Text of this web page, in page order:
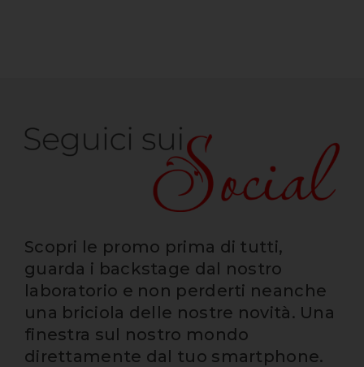
Scopri le promo prima di tutti,
guarda i backstage dal nostro
laboratorio e non perderti neanche
una briciola delle nostre novità. Una
finestra sul nostro mondo
direttamente dal tuo smartphone.